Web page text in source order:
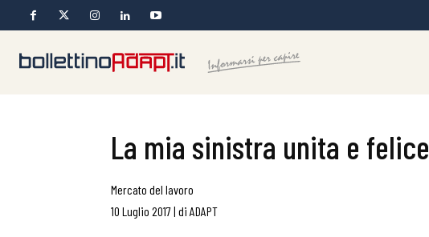
La mia sinistra unita e felice
Mercato del lavoro
10 Luglio 2017| di ADAPT